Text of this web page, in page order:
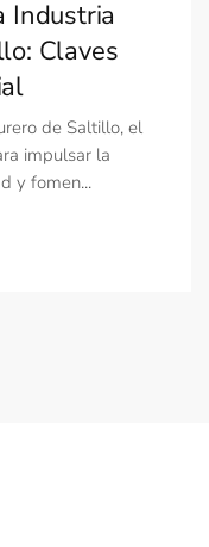
Industria
Claves
de Saltillo, el
impulsar la
y fomen...